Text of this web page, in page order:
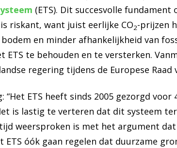
(ETS). Dit succesvolle fundament
riskant, want juist eerlijke CO2-prijzen
en minder afhankelijkheid van
te behouden en te versterken.
regering tijdens de Europese Raad
“Het ETS heeft sinds 2005 gezorgd
is lastig te verteren dat dit systeem
weersproken is met het argument dat
ETS óók gaan regelen dat duurzame